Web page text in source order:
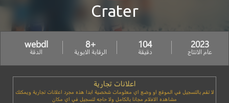
Crater
2023
عام الانتاج
104
دقيقة
+8
الرقابة الابوية
webdl
الدقة
اعلانات تجارية
لا تقم بالتسجيل في الموقع او وضع اي معلومات شخصية ابدا هذه مجرد اعلانات تجارية ويمكنك
مشاهده الافلام مجانا بالكامل ولا حاجه لتسجيل في اي مكان